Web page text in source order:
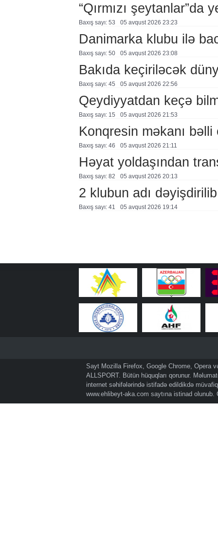
“Qırmızı şeytanlar”da
Baxış sayı: 53 05 avqust 2026 23:23
Danimarka klubu ilə
Baxış sayı: 50 05 avqust 2026 23:08
Bakıda keçiriləcək
Baxış sayı: 45 05 avqust 2026 22:56
Qeydiyyatdan keçə
Baxış sayı: 15 05 avqust 2026 21:53
Konqresin məkanı bəlli
Baxış sayı: 46 05 avqust 2026 21:11
Həyat yoldaşından
Baxış sayı: 82 05 avqust 2026 20:13
2 klubun adı dəyişdirilib
Baxış sayı: 41 05 avqust 2026 19:14
Sayt Mozilla Firefox, Google Chrome, Opera
ALLSPORT. Bütün hüquqları qorunur.
internet səhifələrində istifadə edildikdə
www.ehlibeyt-aka.com saytına istinad olunub.